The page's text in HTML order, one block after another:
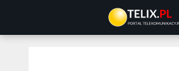
treści